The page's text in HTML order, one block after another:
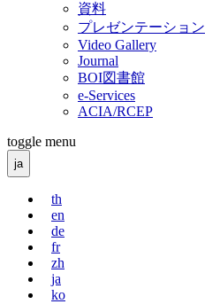
資料
プレゼンテーション
Video Gallery
Journal
BOI図書館
e-Services
ACIA/RCEP
toggle menu
ja
th
en
de
fr
zh
ja
ko